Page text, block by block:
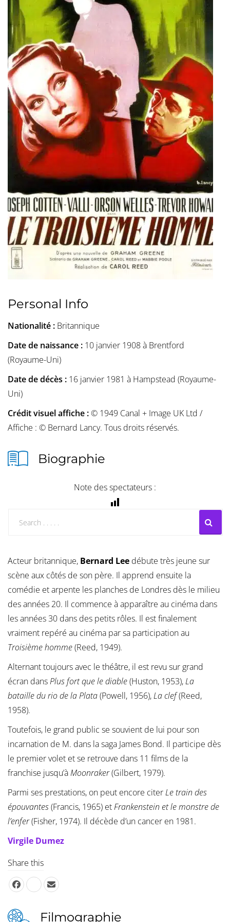
Personal Info
Nationalité : Britannique
Date de naissance : 10 janvier 1908 à Brentford
(Royaume-Uni)
Date de décès : 16 janvier 1981 à Hampstead (Royaume-
Uni)
Crédit visuel affiche :© 1949 Canal + Image UK Ltd /
Affiche : © Bernard Lancy. Tous droits réservés.
Biographie
Note des spectateurs :
Acteur britannique, Bernard Lee débute très jeune sur
scène aux côtés de son père. Il apprend ensuite la
comédie et arpente les planches de Londres dès le milieu
des années 20. Il commence à apparaître au cinéma dans
les années 30 dans des petits rôles. Il est finalement
vraiment repéré au cinéma par sa participation au
Troisième homme(Reed, 1949).
Alternant toujours avec le théâtre, il est revu sur grand
écran dansPlus fort que le diable(Huston, 1953),La
bataille du rio de la Plata(Powell, 1956),La clef(Reed,
1958).
Toutefois, le grand public se souvient de lui pour son
incarnation de M. dans la saga James Bond. Il participe dès
le premier volet et se retrouve dans 11 films de la
franchise jusqu’àMoonraker(Gilbert, 1979).
Parmi ses prestations, on peut encore citerLe train des
épouvantes(Francis, 1965) etFrankenstein et le monstre de
l’enfer(Fisher, 1974). Il décède d’un cancer en 1981.
Virgile Dumez
Share this
Filmographie